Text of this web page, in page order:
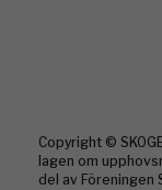
Copyright ©
lagen om
del av Föreningen